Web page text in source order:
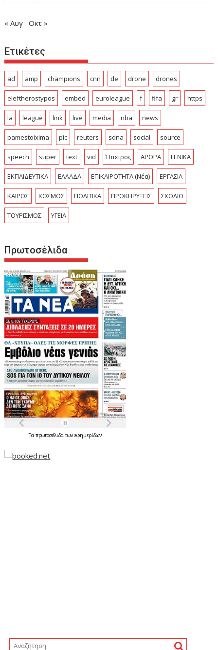
« Αυγ Οκτ »
Ετικέτες
ad amp champions cnn de drone drones
eleftherostypos embed euroleague f fifa gr https
la league link live media nba news
pamestoixima pic reuters sdna social source
speech super text vid Ήπειρος ΑΡΘΡΑ ΓΕΝΙΚΑ
ΕΚΠΑΙΔΕΥΤΙΚΑ ΕΛΛΑΔΑ ΕΠΙΚΑΙΡΟΤΗΤΑ (Νέα) ΕΡΓΑΣΙΑ
ΚΑΙΡΟΣ ΚΟΣΜΟΣ ΠΟΛΙΤΙΚΑ ΠΡΟΚΗΡΥΞΕΙΣ ΣΧΟΛΙΟ
ΤΟΥΡΙΣΜΟΣ ΥΓΕΙΑ
Πρωτοσέλιδα
Ταπρωτοσέλιδατωνεφημερίδων